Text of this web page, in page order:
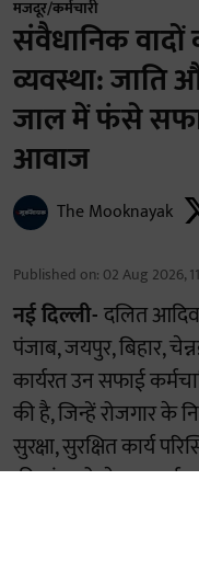
मजदूर/कर्मचारी
संवैधानिक वादों
व्यवस्था: जाति
जाल में फंसे
आवाज
The Mooknayak
Published on: 02 Aug 2026,
नई दिल्ली-दलित
पंजाब, जयपुर, बिहार,
कार्यरत उन सफाई
की है, जिन्हें रोजगार के
सुरक्षा, सुरक्षित कार्य
की मांग को लेकर